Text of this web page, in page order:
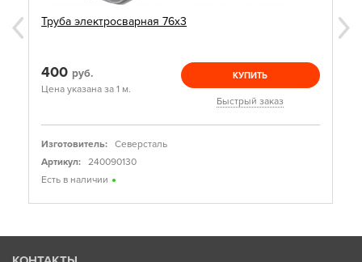
Труба электросварная 76х3
400 руб.
Цена указана за 1 м.
КУПИТЬ
Быстрый заказ
Изготовитель:
Северсталь
Артикул:
240090130
Есть в наличии